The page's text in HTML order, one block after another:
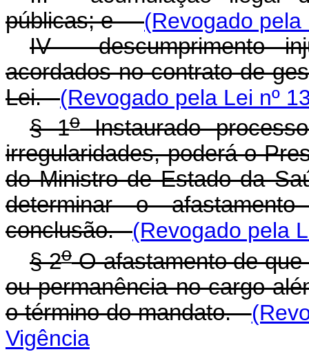
públicas; e(Revogado
IV - descumprimento
acordados no contrato de
Lei.(Revogado pela Lei nº
§ 1oInstaurado
irregularidades, poderá o
do Ministro de Estado da
determinar o
conclusão.(Revogado pela
§ 2oO afastamento de que
ou permanência no cargo
o término do mandato.
Vigência